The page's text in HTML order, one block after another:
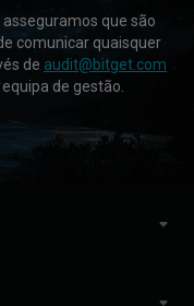
asseguramos que são
comunicar quaisquer
de audit@bitget.com
de gestão.